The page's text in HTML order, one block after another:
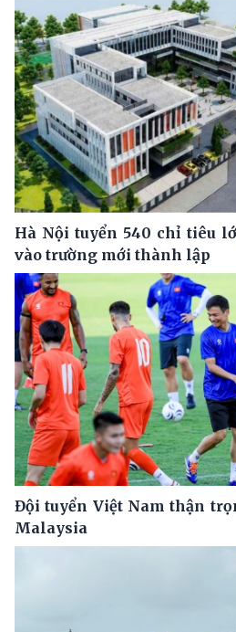
Hà Nội tuyển 540 chỉ tiêu
vào trường mới thành lập
Đội tuyển Việt Nam thận
Malaysia